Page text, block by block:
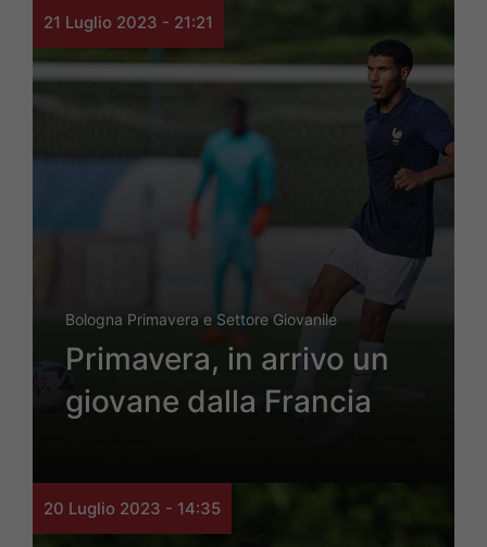
21 Luglio 2023 - 21:21
Bologna Primavera e Settore Giovanile
Primavera, in arrivo un
giovane dalla Francia
20 Luglio 2023 - 14:35